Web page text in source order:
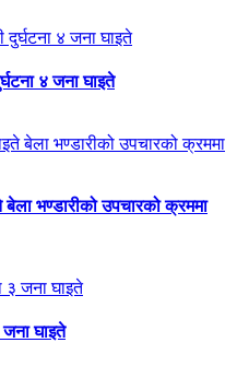
४ जना घाइते
भण्डारीको उपचारको क्रममा
घाइते